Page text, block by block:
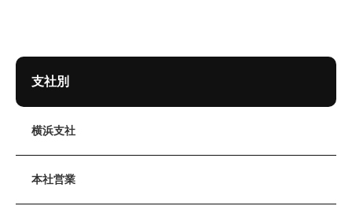
支社別
横浜支社
本社営業